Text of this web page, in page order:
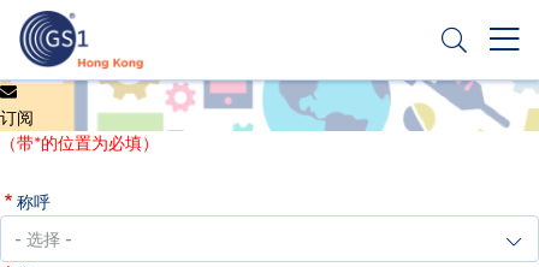
主
要
内
Header
Top
Menu
申请条码
订阅
（带*的位置为必填）
称呼